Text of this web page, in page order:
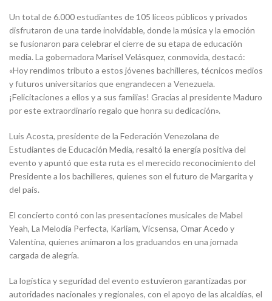
Un total de 6.000 estudiantes de 105 liceos públicos y privados
disfrutaron de una tarde inolvidable, donde la música y la emoción
se fusionaron para celebrar el cierre de su etapa de educación
media. La gobernadora Marisel Velásquez, conmovida, destacó:
«Hoy rendimos tributo a estos jóvenes bachilleres, técnicos medios
y futuros universitarios que engrandecen a Venezuela.
¡Felicitaciones a ellos y a sus familias! Gracias al presidente Maduro
por este extraordinario regalo que honra su dedicación».
Luis Acosta, presidente de la Federación Venezolana de
Estudiantes de Educación Media, resaltó la energía positiva del
evento y apuntó que esta ruta es el merecido reconocimiento del
Presidente a los bachilleres, quienes son el futuro de Margarita y
del país.
El concierto contó con las presentaciones musicales de Mabel
Yeah, La Melodía Perfecta, Karliam, Vicsensa, Omar Acedo y
Valentina, quienes animaron a los graduandos en una jornada
cargada de alegría.
La logística y seguridad del evento estuvieron garantizadas por
autoridades nacionales y regionales, con el apoyo de las alcaldías, el